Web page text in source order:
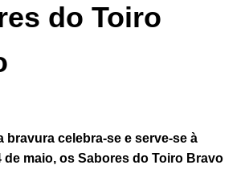
do Toiro
bravura celebra-se e serve-se à
de maio, os Sabores do Toiro Bravo